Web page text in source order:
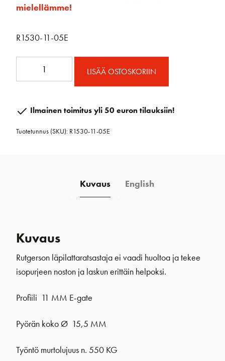
mielellämme!
R1530-11-05E
kierre
E-
LISÄÄ OSTOSKORIIN
Ilmainen toimitus yli 50 euron tilauksiin!
Tuotetunnus (SKU): R1530-11-05E
Kuvaus English
Kuvaus
Rutgerson läpilattaratsastaja ei vaadi huoltoa ja tekee
isopurjeen noston ja laskun erittäin helpoksi.
Profiili 11 MM E-gate
Pyörän koko Ø 15,5 MM
Työntö murtolujuus n. 550 KG